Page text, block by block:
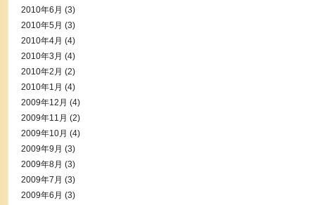
2010年6月 (3)
2010年5月 (3)
2010年4月 (4)
2010年3月 (4)
2010年2月 (2)
2010年1月 (4)
2009年12月 (4)
2009年11月 (2)
2009年10月 (4)
2009年9月 (3)
2009年8月 (3)
2009年7月 (3)
2009年6月 (3)